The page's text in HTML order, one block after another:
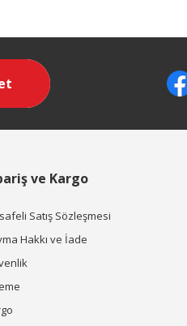
ve Kargo
Satış Sözleşmesi
Hakkı ve İade